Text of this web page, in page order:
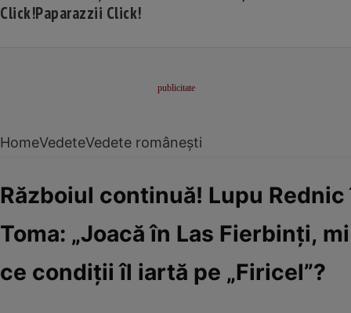
Click!Paparazzii Click!
HomeVedeteVedete românești
Războiul continuă! Lupu
Toma: „Joacă în Las Fierbinți,
ce condiții îl iartă pe „Firicel”?